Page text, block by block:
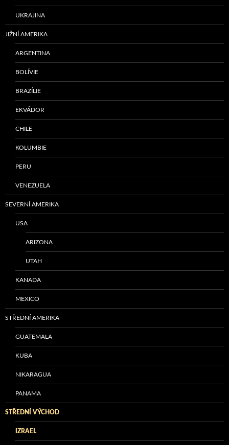
UKRAJINA
JIŽNÍ AMERIKA
ARGENTINA
BOLÍVIE
BRAZÍLIE
EKVÁDOR
CHILE
KOLUMBIE
PERU
VENEZUELA
SEVERNÍ AMERIKA
USA
ARIZONA
UTAH
KANADA
MEXICO
STŘEDNÍ AMERIKA
GUATEMALA
KUBA
NIKARAGUA
PANAMA
STŘEDNÍ VÝCHOD
IZRAEL